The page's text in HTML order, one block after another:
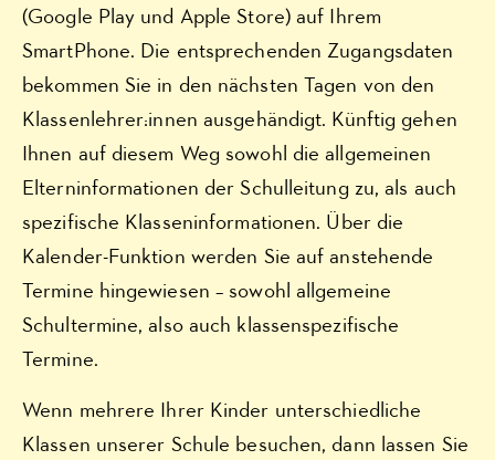
(Google Play und Apple Store) auf Ihrem
SmartPhone. Die entsprechenden Zugangsdaten
bekommen Sie in den nächsten Tagen von den
Klassenlehrer:innen ausgehändigt. Künftig gehen
Ihnen auf diesem Weg sowohl die allgemeinen
Elterninformationen der Schulleitung zu, als auch
spezifische Klasseninformationen. Über die
Kalender-Funktion werden Sie auf anstehende
Termine hingewiesen – sowohl allgemeine
Schultermine, also auch klassenspezifische
Termine.
Wenn mehrere Ihrer Kinder unterschiedliche
Klassen unserer Schule besuchen, dann lassen Sie